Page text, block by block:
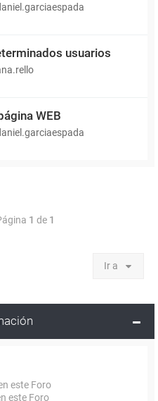
usuarios
WEB
1 de 1
Ir a
este Foro
este Foro